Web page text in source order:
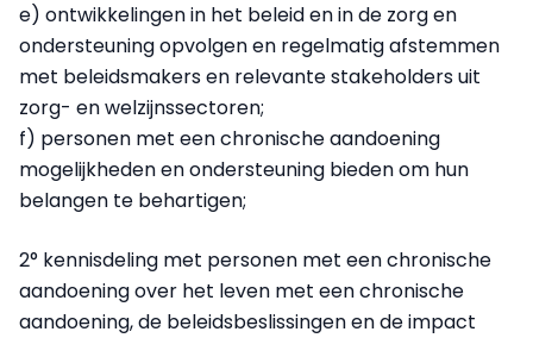
e) ontwikkelingen in het beleid en in de zorg en
ondersteuning opvolgen en regelmatig afstemmen
met beleidsmakers en relevante stakeholders uit
zorg- en welzijnssectoren;
f) personen met een chronische aandoening
mogelijkheden en ondersteuning bieden om hun
belangen te behartigen;
2° kennisdeling met personen met een chronische
aandoening over het leven met een chronische
aandoening, de beleidsbeslissingen en de impact